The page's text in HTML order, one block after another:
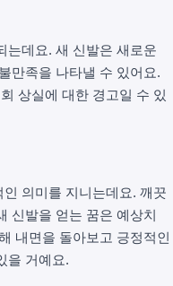
는데요. 새 신발은 새로운
만족을 나타낼 수 있어요.
상실에 대한 경고일 수 있
의미를 지니는데요. 깨끗
신발을 얻는 꿈은 예상치
내면을 돌아보고 긍정적인
을 거예요.